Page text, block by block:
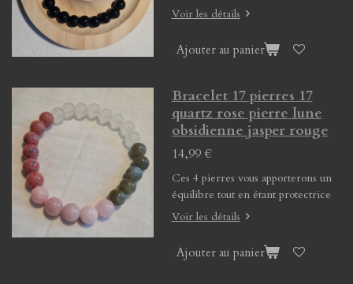
Voir les détails
Ajouter au panier
Bracelet 17 pierres 17
quartz rose pierre lune
obsidienne jasper rouge
14,99 €
Ces 4 pierres vous apporterons un
équilibre tout en étant protectrice
Voir les détails
Ajouter au panier